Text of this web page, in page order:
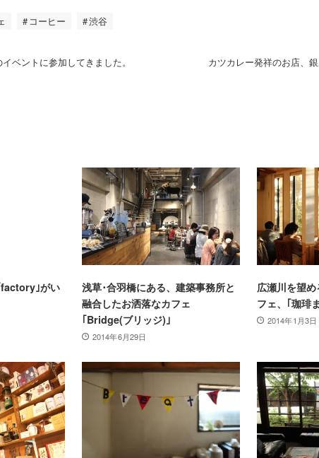
コーヒー 渋谷
ベントに参加してきました。 カツカレー発祥のお店、
factory｣がい
浅草･合羽橋にある、建築事務所と
融合したお洒落なカフェ
｢Bridge(ブリッジ)｣
2014年6月29日
広瀬川を望
フェ、｢珈琲
2014年1月3日